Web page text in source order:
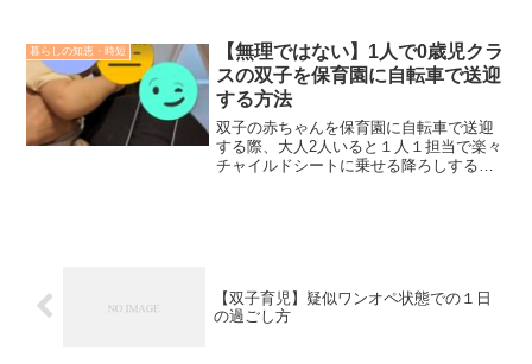
園というところの知識もついてきたの
で、現状を可視化するために再度まとめ
たいと思います。
暮らしの知恵・時短
【無理ではない】1人で0歳児クラ
スの双子を保育園に自転車で送迎
する方法
双子の赤ちゃんを保育園に自転車で送迎
する際、大人2人いると１人１担当で楽々
チャイルドシートに乗せる降ろしするこ
すれば１人で双子を自転車で保育園まで
送迎することができるのか紹介します。
【双子育児】疑似ワンオペ状態での１日
の過ごし方